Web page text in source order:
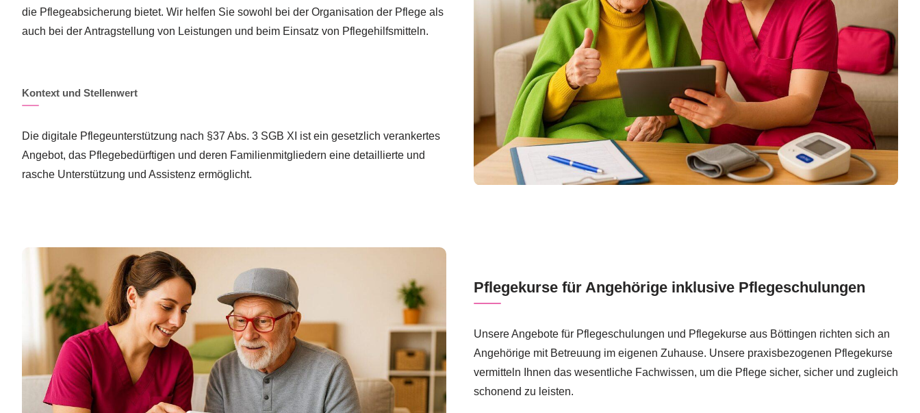
die Pflegeabsicherung bietet. Wir helfen Sie sowohl bei der Organisation der Pflege als
auch bei der Antragstellung von Leistungen und beim Einsatz von Pflegehilfsmitteln.
Kontext und Stellenwert
Die digitale Pflegeunterstützung nach §37 Abs. 3 SGB XI ist ein gesetzlich verankertes
Angebot, das Pflegebedürftigen und deren Familienmitgliedern eine detaillierte und
rasche Unterstützung und Assistenz ermöglicht.
Pflegekurse für Angehörige inklusive Pflegeschulungen
Unsere Angebote für Pflegeschulungen und Pflegekurse aus Böttingen richten sich an
Angehörige mit Betreuung im eigenen Zuhause. Unsere praxisbezogenen Pflegekurse
vermitteln Ihnen das wesentliche Fachwissen, um die Pflege sicher, sicher und zugleich
schonend zu leisten.